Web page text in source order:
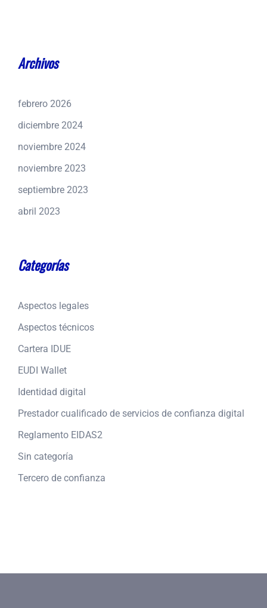
Archivos
febrero 2026
diciembre 2024
noviembre 2024
noviembre 2023
septiembre 2023
abril 2023
Categorías
Aspectos legales
Aspectos técnicos
Cartera IDUE
EUDI Wallet
Identidad digital
Prestador cualificado de servicios de confianza digital
Reglamento EIDAS2
Sin categoría
Tercero de confianza